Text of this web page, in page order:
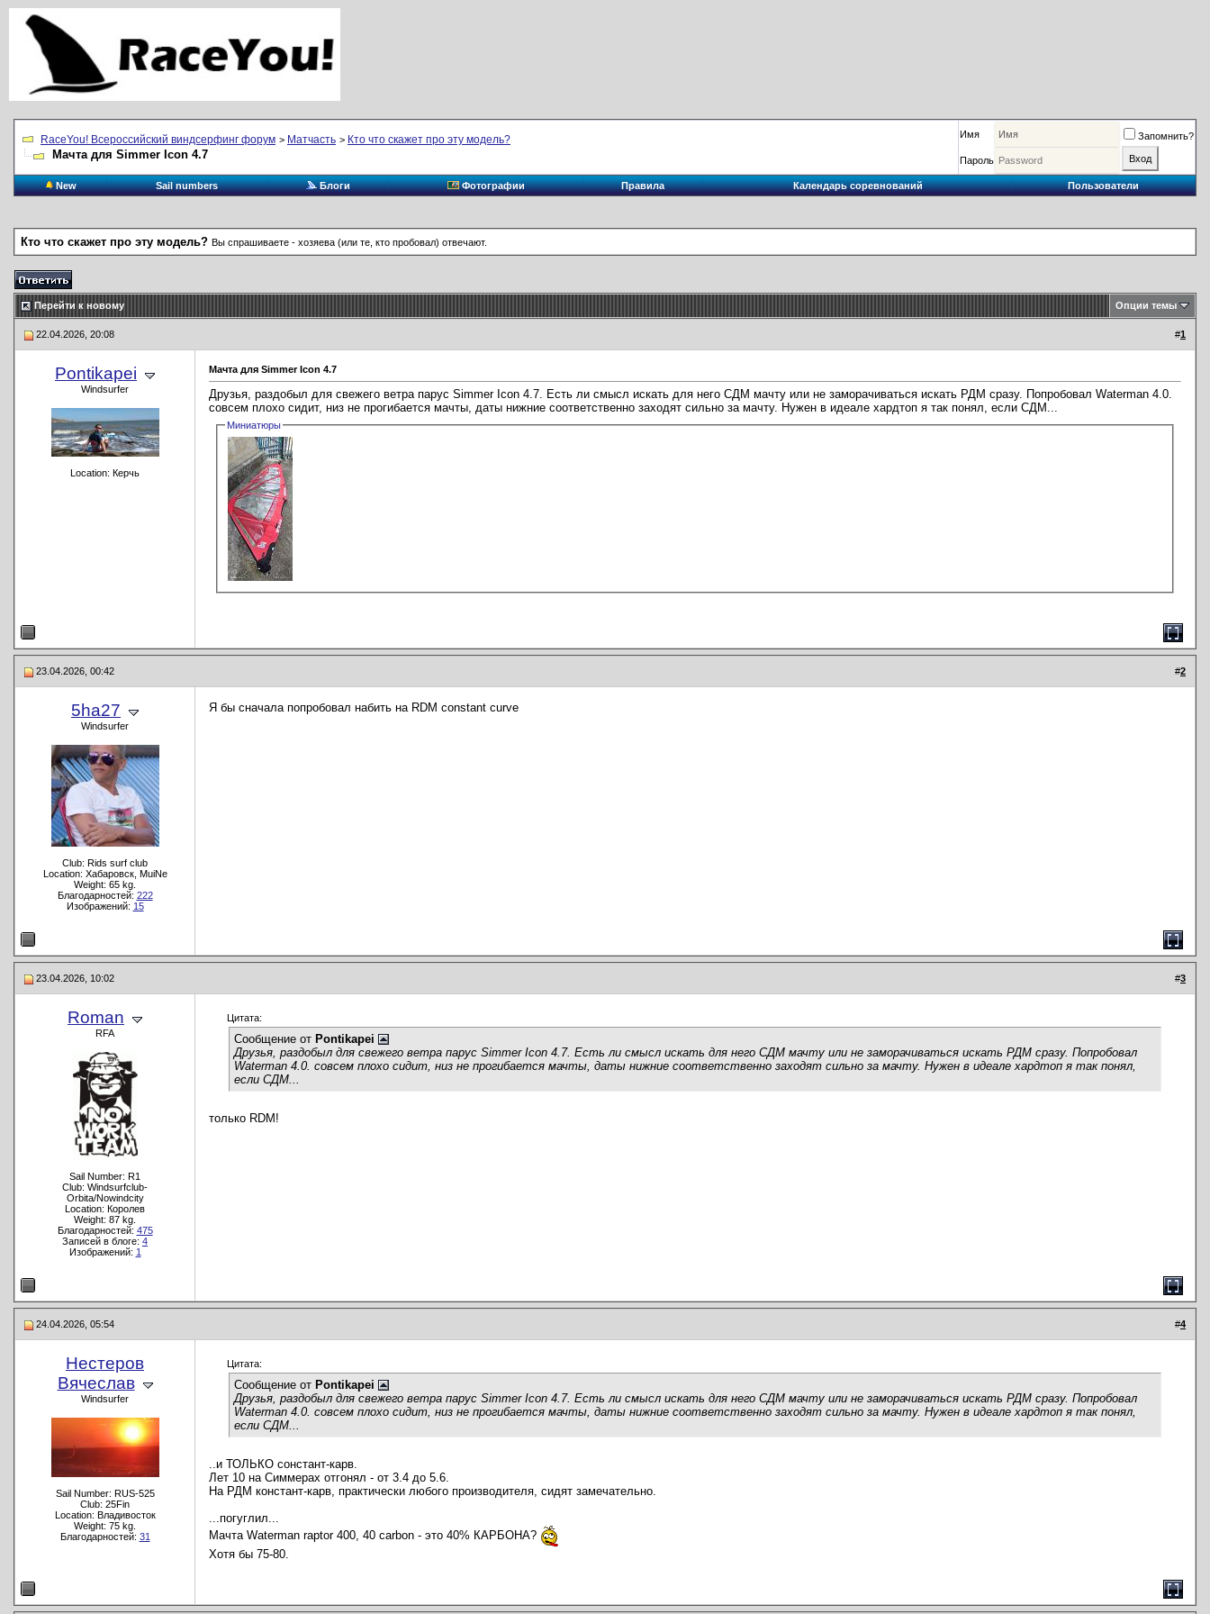
RaceYou! Всероссийский виндсерфинг форум > Матчасть > Кто что скажет про эту модель?
Мачта для Simmer Icon 4.7
Имя Запомнить?
Пароль
New Sail numbers Блоги Фотографии Правила Календарь соревнований Пользователи
Кто что скажет про эту модель? Вы спрашиваете - хозяева (или те, кто пробовал) отвечают.
Перейти к новому Опции темы
22.04.2026, 20:08 #1
Pontikapei
Windsurfer
Location: Керчь
Мачта для Simmer Icon 4.7
Друзья, раздобыл для свежего ветра парус Simmer Icon 4.7. Есть ли смысл искать для него СДМ мачту или не заморачиваться искать РДМ сразу. Попробовал Waterman 4.0.
совсем плохо сидит, низ не прогибается мачты, даты нижние соответственно заходят сильно за мачту. Нужен в идеале хардтоп я так понял, если СДМ...
Миниатюры
23.04.2026, 00:42 #2
5ha27
Windsurfer
Club: Rids surf club
Location: Хабаровск, MuiNe
Weight: 65 kg.
Благодарностей: 222
Изображений: 15
Я бы сначала попробовал набить на RDM constant curve
23.04.2026, 10:02 #3
Roman
RFA
Sail Number: R1
Club: Windsurfclub-
Orbita/Nowindcity
Location: Королев
Weight: 87 kg.
Благодарностей: 475
Записей в блоге: 4
Изображений: 1
Цитата:
Сообщение от Pontikapei
Друзья, раздобыл для свежего ветра парус Simmer Icon 4.7. Есть ли смысл искать для него СДМ мачту или не заморачиваться искать РДМ сразу. Попробовал
Waterman 4.0. совсем плохо сидит, низ не прогибается мачты, даты нижние соответственно заходят сильно за мачту. Нужен в идеале хардтоп я так понял,
если СДМ...
только RDM!
24.04.2026, 05:54 #4
Нестеров
Вячеслав
Windsurfer
Sail Number: RUS-525
Club: 25Fin
Location: Владивосток
Weight: 75 kg.
Благодарностей: 31
Цитата:
Сообщение от Pontikapei
Друзья, раздобыл для свежего ветра парус Simmer Icon 4.7. Есть ли смысл искать для него СДМ мачту или не заморачиваться искать РДМ сразу. Попробовал
Waterman 4.0. совсем плохо сидит, низ не прогибается мачты, даты нижние соответственно заходят сильно за мачту. Нужен в идеале хардтоп я так понял,
если СДМ...
..и ТОЛЬКО сонстант-карв.
Лет 10 на Симмерах отгонял - от 3.4 до 5.6.
На РДМ констант-карв, практически любого производителя, сидят замечательно.
...погуглил...
Мачта Waterman raptor 400, 40 carbon - это 40% КАРБОНА?
Хотя бы 75-80.